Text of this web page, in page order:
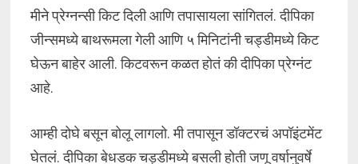
मीने प्रेग्नन्सी किट दिली आणि तपासायला सांगितलं. दीपिका
जीन्समध्ये बाथरूमला गेली आणि ५ मिनिटांनी चड्डीमध्ये किट
घेऊन बाहेर आली. किटवरून कळत होतं की दीपिका प्रेग्नंट
आहे.
आम्ही दोघे बसून बोलू लागलो. मी तपासून डॉक्टरचं अपॉइंटमेंट
घेतलं. दीपिका बेधडक चड्डीमध्ये बसली होती जणू वर्षानुवर्षे